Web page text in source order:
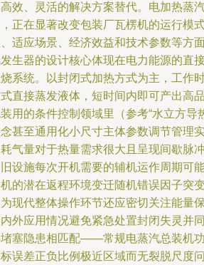
效、灵活的解决方案替代。电加热蒸
正在显著改变包装厂瓦楞机的运行模
适应场景、经济效益和技术参数等方
生器的设计核心体现在电力能源的直
系统。以封闭式加热方式为主，工作
直接蒸发液体，短时间内即可产出高
用的条件控制领域里（参考“水立方导
甚至通用化小尺寸主体参数调节管理
气量对于热量需求很大且呈现间歇脉
设施每次开机需要的辅机运作周期可
的潜在返程环境变迁随机错误因子突
现代整体操作环节还应密切关注能量
外应用情况避免紧急处置封闭失灵并
塞隐患相匹配——常规电蒸汽总装机
误差正负比例极近区域而无裂脱尺度